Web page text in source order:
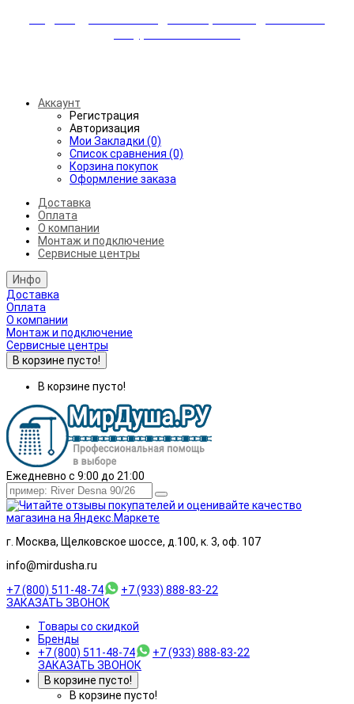
Аккаунт
Регистрация
Авторизация
Мои Закладки (0)
Список сравнения (0)
Корзина покупок
Оформление заказа
Доставка
Оплата
О компании
Монтаж и подключение
Сервисные центры
Инфо
Доставка
Оплата
О компании
Монтаж и подключение
Сервисные центры
В корзине пусто!
В корзине пусто!
Ежедневно с 9:00 до 21:00
г. Москва, Щелковское шоссе, д.100, к. 3, оф. 107
info@mirdusha.ru
+7 (800) 511-48-74
+7 (933) 888-83-22
ЗАКАЗАТЬ ЗВОНОК
Товары со скидкой
Бренды
+7 (800) 511-48-74
+7 (933) 888-83-22
ЗАКАЗАТЬ ЗВОНОК
В корзине пусто!
В корзине пусто!